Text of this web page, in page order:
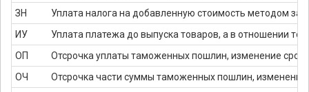
ЗН
Уплата налога на добавленную стоимость методом
ИУ
Уплата платежа до выпуска товаров, а в отношении
ОП
Отсрочка уплаты таможенных пошлин, изменение
ОЧ
Отсрочка части суммы таможенных пошлин,